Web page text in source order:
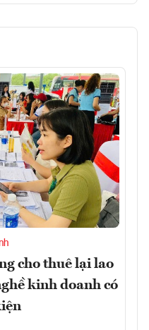
cho thuê lại lao
kinh doanh có